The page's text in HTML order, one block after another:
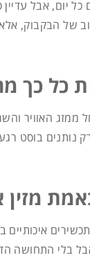
כל יום, אבל
של הבקבוק,
כל כך
האוויר
נותנים בוסט
בלי התחושה